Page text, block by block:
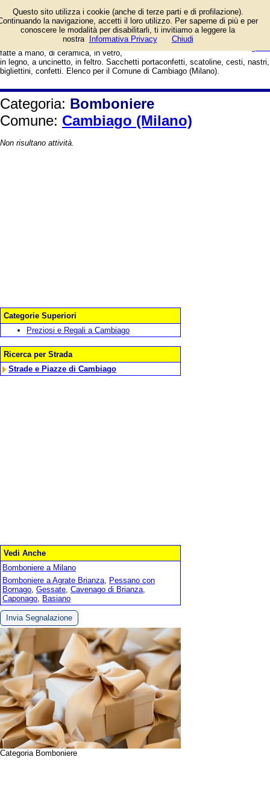
battesimo, prima comunione,
cresima, matrimonio, nozze
d'argento e d'oro, laurea. Originali,
artigianali, economiche, solidali,
fatte a mano, di ceramica, in vetro,
in legno, a uncinetto, in feltro. Sacchetti portaconfetti, scatoline, cesti, nastri,
bigliettini, confetti. Elenco per il Comune di Cambiago (Milano).
Categoria: Bomboniere
Comune: Cambiago (Milano)
Non risultano attività.
Categorie Superiori
Preziosi e Regali a Cambiago
Ricerca per Strada
Strade e Piazze di Cambiago
Vedi Anche
Bomboniere a Milano
Bomboniere a Agrate Brianza, Pessano con
Bornago, Gessate, Cavenago di Brianza,
Caponago, Basiano
Invia Segnalazione
Categoria Bomboniere
Questo sito utilizza i cookie (anche di terze parti e di profilazione).
la navigazione, accetti il loro utilizzo. Per saperne di più e per
conoscere le modalità per disabilitarli, ti invitiamo a leggere la
nostra
Informativa Privacy Chiudi